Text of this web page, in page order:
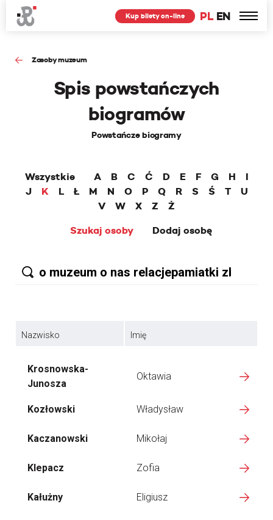
PL EN
Kup bilety on-line
Zasoby muzeum
Spis powstańczych
biogramów
Powstańcze biogramy
Wszystkie A B C Ć D E F G H
I
J
K L Ł M N O P Q R S Ś T
U
V
W X Z
Ż
Szukaj osoby
Dodaj osobę
Nazwisko Imię
Krosnowska-
Junosza
Oktawia
Kozłowski Władysław
Kaczanowski Mikołaj
Klepacz Zofia
Kałużny Eligiusz